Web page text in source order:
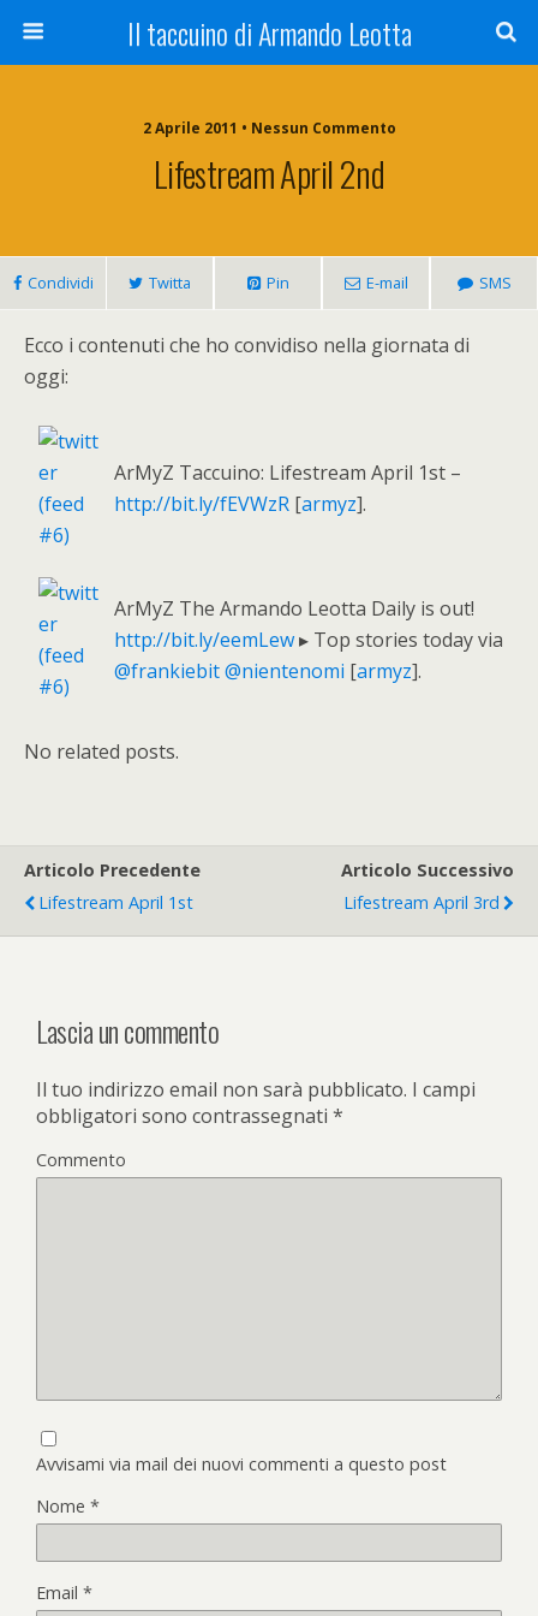
Il taccuino di Armando Leotta
2 Aprile 2011 • Nessun Commento
Lifestream April 2nd
Condividi Twitta Pin E-mail SMS
Ecco i contenuti che ho convidiso nella giornata di
oggi:
ArMyZ Taccuino: Lifestream April 1st –
http://bit.ly/fEVWzR [armyz].
ArMyZ The Armando Leotta Daily is out!
http://bit.ly/eemLew▸ Top stories today via
@frankiebit@nientenomi [armyz].
No related posts.
Articolo Precedente
Lifestream April 1st
Articolo Successivo
Lifestream April 3rd
Lascia un commento
Il tuo indirizzo email non sarà pubblicato. I campi
obbligatori sono contrassegnati *
Commento
Avvisami via mail dei nuovi commenti a questo post
Nome *
Email *